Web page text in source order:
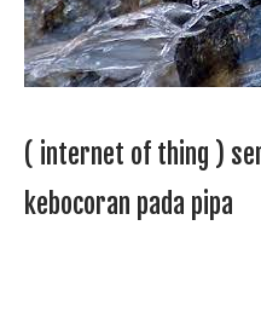
( internet of thing )
kebocoran pada pipa